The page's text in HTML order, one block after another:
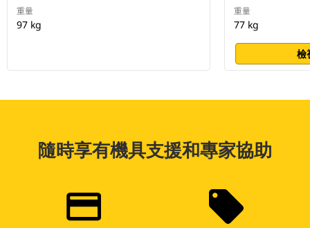
重量
97 kg
重量
77 kg
檢
隨時享有機具支援和專家協助